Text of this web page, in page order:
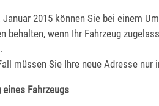
2015 können Sie bei einem
behalten, wenn Ihr Fahrzeug
müssen Sie Ihre neue Adresse nur
Fahrzeugs